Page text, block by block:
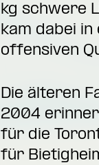
kg schwere
kam dabei in
offensiven
Die älteren
2004
für die
für